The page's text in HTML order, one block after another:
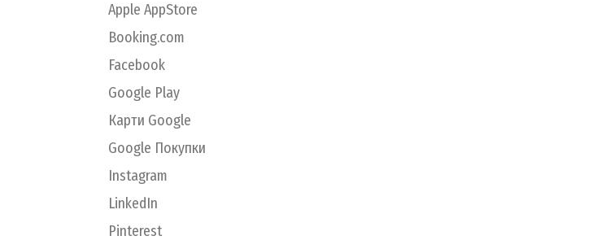
Apple AppStore
Booking.com
Facebook
Google Play
Карти Google
Google Покупки
Instagram
LinkedIn
Pinterest